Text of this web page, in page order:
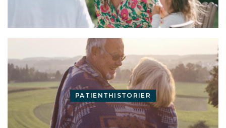
PATIENTHISTORIER